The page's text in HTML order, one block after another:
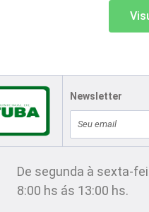
Newsletter
mail
Atendimento
De segunda à sexta-
8:00 hs ás 13:00 hs.